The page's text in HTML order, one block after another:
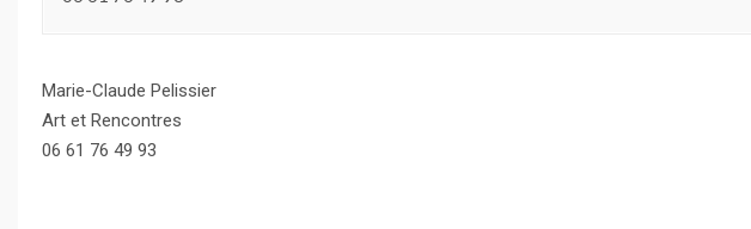
Marie-Claude Pelissier
Art et Rencontres
06 61 76 49 93